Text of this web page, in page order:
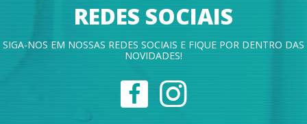
REDES SOCIAIS
SIGA-NOS EM NOSSAS REDES SOCIAIS E FIQUE POR DENTRO DAS
NOVIDADES!